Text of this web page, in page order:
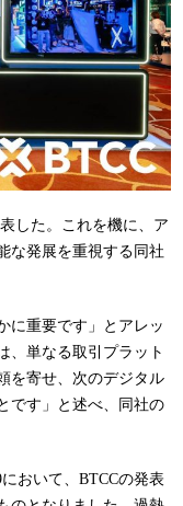
した。これを機に、ア
な発展を重視する同社
に重要です」とアレッ
、単なる取引プラット
を寄せ、次のデジタル
です」と述べ、同社の
おいて、BTCCの発表